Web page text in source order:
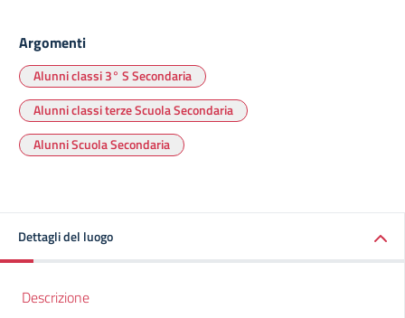
Argomenti
Alunni classi 3° S Secondaria
Alunni classi terze Scuola Secondaria
Alunni Scuola Secondaria
Dettagli del luogo
Descrizione